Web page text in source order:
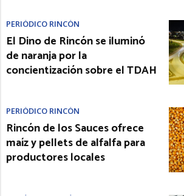
PERIÓDICO RINCÓN
El Dino de Rincón se iluminó
de naranja por la
concientización sobre el TDAH
PERIÓDICO RINCÓN
Rincón de los Sauces ofrece
maíz y pellets de alfalfa para
productores locales